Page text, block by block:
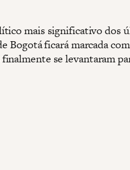
mais significativo dos
Bogotá ficará marcada
se levantaram